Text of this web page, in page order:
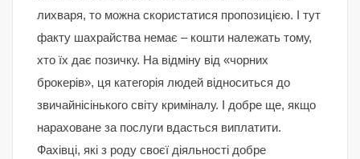
лихваря, то можна скористатися пропозицією. І тут
факту шахрайства немає – кошти належать тому,
хто їх дає позичку. На відміну від «чорних
брокерів», ця категорія людей відноситься до
звичайнісінького світу криміналу. І добре ще, якщо
нараховане за послуги вдасться виплатити.
Фахівці, які з роду своєї діяльності добре